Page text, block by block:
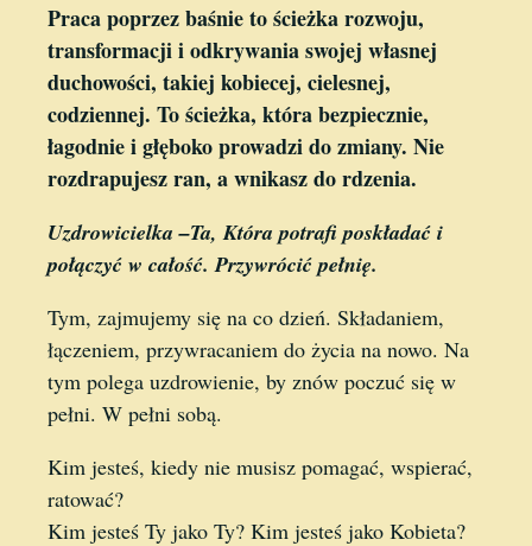
Praca poprzez baśnie to ścieżka rozwoju,
transformacji i odkrywania swojej własnej
duchowości, takiej kobiecej, cielesnej,
codziennej. To ścieżka, która bezpiecznie,
łagodnie i głęboko prowadzi do zmiany. Nie
rozdrapujesz ran, a wnikasz do rdzenia.
Uzdrowicielka –Ta, Która potrafi poskładać i
połączyć w całość. Przywrócić pełnię.
Tym, zajmujemy się na co dzień. Składaniem,
łączeniem, przywracaniem do życia na nowo. Na
tym polega uzdrowienie, by znów poczuć się w
pełni. W pełni sobą.
Kim jesteś, kiedy nie musisz pomagać, wspierać,
ratować?
Kim jesteś Ty jako Ty? Kim jesteś jako Kobieta?